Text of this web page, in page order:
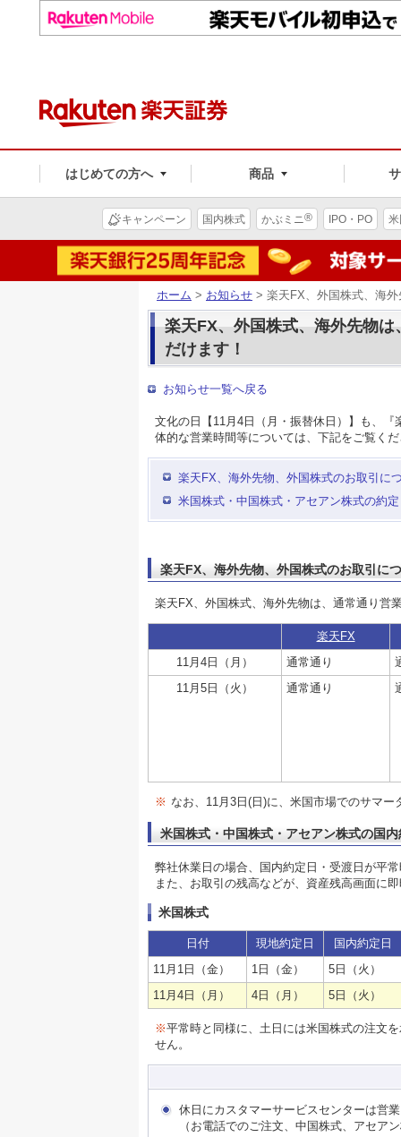
はじめての方へ 商品
キャンペーン 国内株式 かぶミニ® IPO・PO
ホーム > お知らせ > 楽天FX、外国株式、海
楽天FX、外国株式、海外先物
だけます！
お知らせ一覧へ戻る
文化の日【11月4日（月・振替休日）】も、
体的な営業時間等については、下記をご覧く
楽天FX、海外先物、外国株式のお取引に
米国株式・中国株式・アセアン株式の約
楽天FX、海外先物、外国株式のお取引に
楽天FX、外国株式、海外先物は、通常通り営
楽天FX
11月4日（月）
通常通り
11月5日（火）
通常通り
※ なお、11月3日(日)に、米国市場でのサマ
米国株式・中国株式・アセアン株式の国
弊社休業日の場合、国内約定日・受渡日が平
また、お取引の残高などが、資産残高画面に
米国株式
日付 現地約定日
国内約定日
11月1日（金）
1日（金）
5日（火）
11月4日（月）
4日（月） 5日（火）
※平常時と同様に、土日には米国株式の注文
せん。
休日にカスタマーサービスセンターは営
（お電話でのご注文、中国株式、アセア